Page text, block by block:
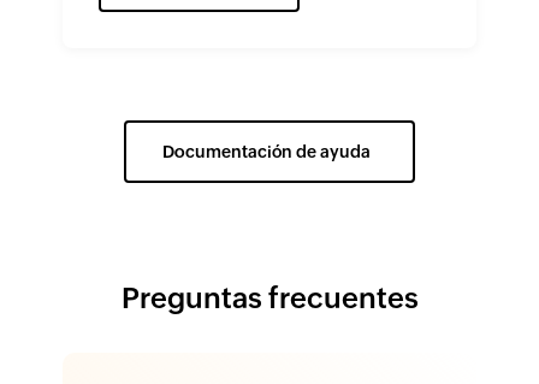
Documentación de ayuda
Preguntas frecuentes